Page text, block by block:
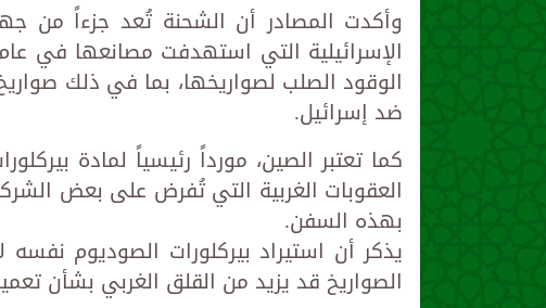
وأكدت المصادر أن الشحنة تُعد جزءاً من
الوقود الصلب لصواريخها، بما في ذلك
ضد إسرائيل.
كما تعتبر الصين، مورداً رئيسياً لمادة
العقوبات الغربية التي تُفرض على بعض
بهذه السفن.
يذكر أن استيراد بيركلورات الصوديوم
الصواريخ قد يزيد من القلق الغربي بشأن